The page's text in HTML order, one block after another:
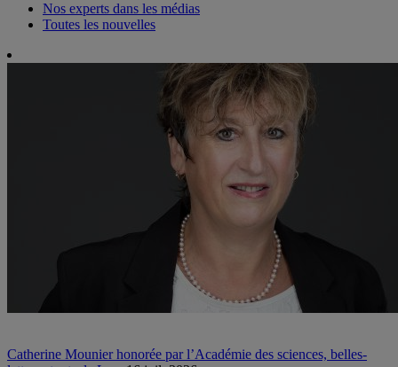
Nos experts dans les médias
Toutes les nouvelles
Catherine Mounier honorée par l’Académie des sciences, belles-